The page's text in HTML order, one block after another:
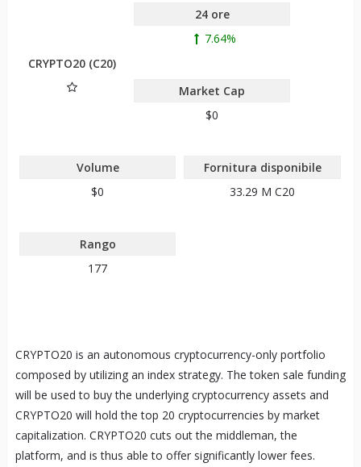
CRYPTO20 (C20)
24 ore
7.64%
Market Cap
$0
Volume
$0
Fornitura disponibile
33.29 M C20
Rango
177
CRYPTO20 is an autonomous cryptocurrency-only portfolio
composed by utilizing an index strategy. The token sale funding
will be used to buy the underlying cryptocurrency assets and
CRYPTO20 will hold the top 20 cryptocurrencies by market
capitalization. CRYPTO20 cuts out the middleman, the
platform, and is thus able to offer significantly lower fees.